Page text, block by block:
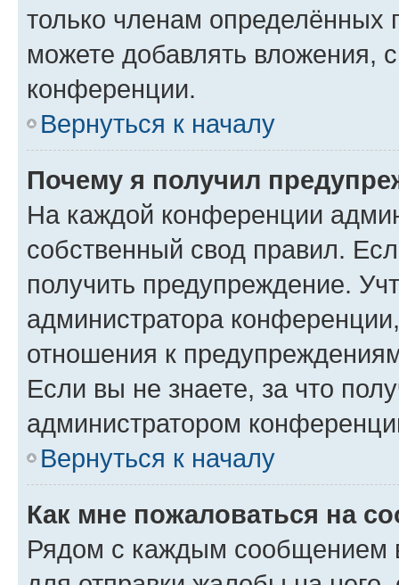
только членам определённых
можете добавлять вложения,
конференции.
Вернуться к началу
Почему я получил
На каждой конференции
собственный свод правил.
получить предупреждение.
администратора
отношения к
Если вы не знаете, за что
администратором
Вернуться к началу
Как мне пожаловаться на
Рядом с каждым сообщением